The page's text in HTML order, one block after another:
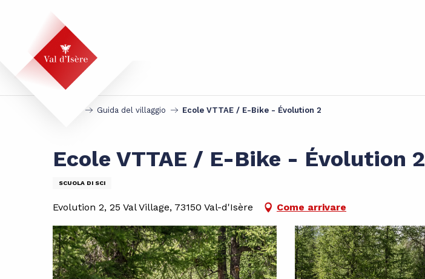
principal
Guida del villaggio Ecole VTTAE / E-Bike - Évolution 2
Ecole VTTAE / E-Bike - Évolution 2
SCUOLA DI SCI
Evolution 2, 25 Val Village, 73150 Val-d'Isère Come arrivare